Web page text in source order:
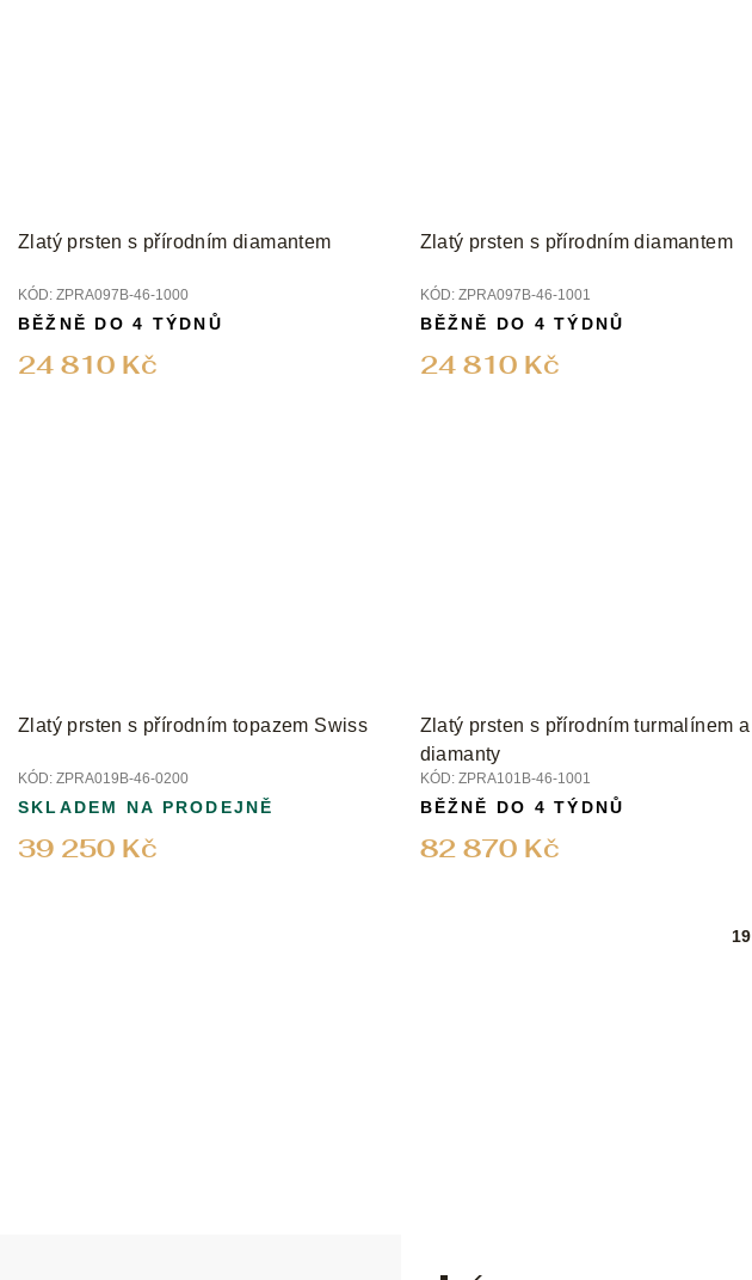
Zlatý prsten s přírodním diamantem
KÓD: ZPRA097B-46-1000
24 810 Kč
BĚŽNĚ DO 4 TÝDNŮ
Zlatý prsten s přírodním diamantem
KÓD: ZPRA097B-46-1001
24 810 Kč
BĚŽNĚ DO 4 TÝDNŮ
Zlatý prsten s přírodním topazem Swiss
KÓD: ZPRA019B-46-0200
39 250 Kč
SKLADEM NA PRODEJNĚ
Zlatý prsten s přírodním turmalínem a
diamanty
KÓD: ZPRA101B-46-1001
82 870 Kč
BĚŽNĚ DO 4 TÝDNŮ
19